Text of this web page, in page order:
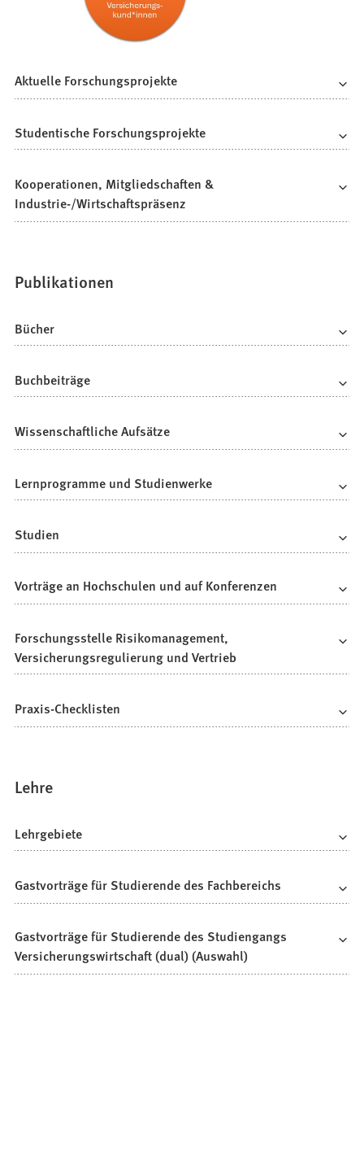
Aktuelle Forschungsprojekte
Studentische Forschungsprojekte
Kooperationen, Mitgliedschaften &
Industrie-/Wirtschaftspräsenz
Publikationen
Bücher
Buchbeiträge
Wissenschaftliche Aufsätze
Lernprogramme und Studienwerke
Studien
Vorträge an Hochschulen und auf Konferenzen
Forschungsstelle Risikomanagement,
Versicherungsregulierung und Vertrieb
Praxis-Checklisten
Lehre
Lehrgebiete
Gastvorträge für Studierende des Fachbereichs
Gastvorträge für Studierende des Studiengangs
Versicherungswirtschaft (dual) (Auswahl)